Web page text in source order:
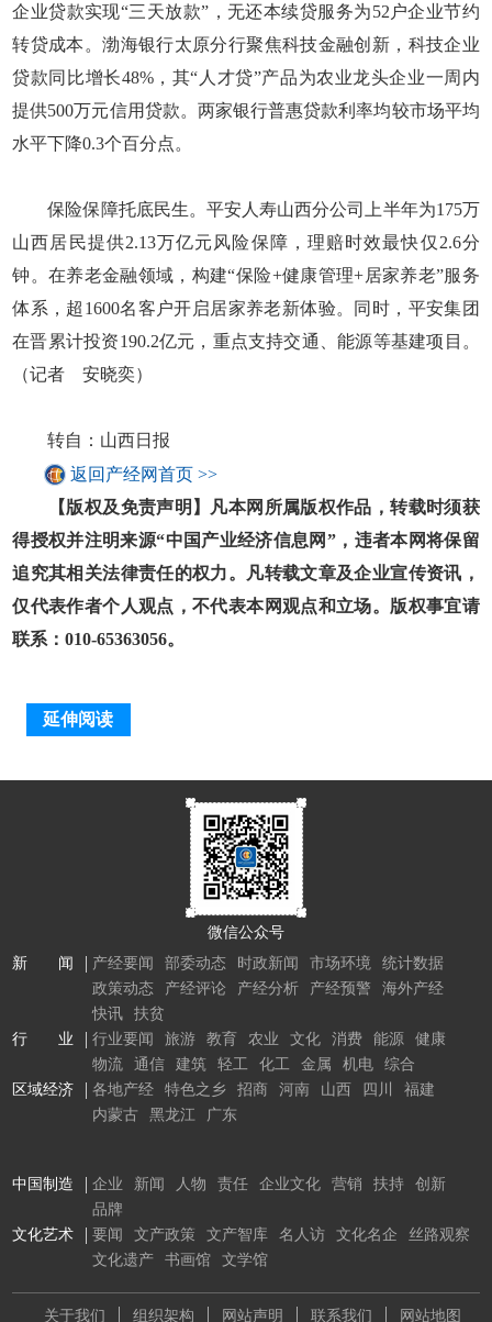
企业贷款实现“三天放款”，无还本续贷服务为52户企业节约
转贷成本。渤海银行太原分行聚焦科技金融创新，科技企业
贷款同比增长48%，其“人才贷”产品为农业龙头企业一周内
提供500万元信用贷款。两家银行普惠贷款利率均较市场平均
水平下降0.3个百分点。
保险保障托底民生。平安人寿山西分公司上半年为175万
山西居民提供2.13万亿元风险保障，理赔时效最快仅2.6分
钟。在养老金融领域，构建“保险+健康管理+居家养老”服务
体系，超1600名客户开启居家养老新体验。同时，平安集团
在晋累计投资190.2亿元，重点支持交通、能源等基建项目。
（记者 安晓奕）
转自：山西日报
返回产经网首页 >>
【版权及免责声明】凡本网所属版权作品，转载时须获
得授权并注明来源“中国产业经济信息网”，违者本网将保留
追究其相关法律责任的权力。凡转载文章及企业宣传资讯，
仅代表作者个人观点，不代表本网观点和立场。版权事宜请
联系：010-65363056。
延伸阅读
微信公众号
新 闻
产经要闻 部委动态 时政新闻 市场环境
统计数据
政策动态
产经评论 产经分析 产经预警
海外产经
快讯
扶贫
行 业
行业要闻 旅游 教育 农业 文化 消费 能源
健康
物流
通信 建筑 轻工 化工 金属 机电
综合
区域经济
各地产经 特色之乡 招商 河南 山西 四川
福建
内蒙古
黑龙江 广东
中国制造 企业 新闻 人物 责任 企业文化 营销 扶持
创新
品牌
文化艺术
要闻 文产政策 文产智库 名人访 文化名企
丝路观察
文化遗产
书画馆 文学馆
关于我们 组织架构 网站声明 联系我们 网站地图